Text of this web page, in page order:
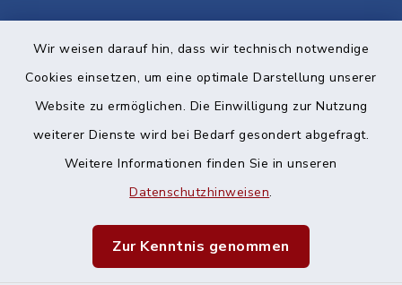
Wir weisen darauf hin, dass wir technisch notwendige
Cookies einsetzen, um eine optimale Darstellung unserer
Website zu ermöglichen. Die Einwilligung zur Nutzung
weiterer Dienste wird bei Bedarf gesondert abgefragt.
Weitere Informationen finden Sie in unseren
Datenschutzhinweisen.
Zur Kenntnis genommen
Datenschutz
Impressum
Sitemap
Cookie-Einstellungen